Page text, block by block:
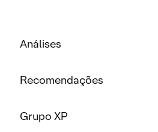
Análises
Recomendações
Grupo XP